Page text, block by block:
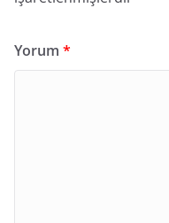
Yorum *